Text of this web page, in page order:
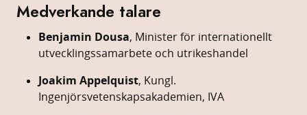
Medverkande talare
Benjamin Dousa, Ministerför internationellt
utvecklingssamarbete och utrikeshandel
Joakim Appelquist, Kungl.
Ingenjörsvetenskapsakademien, IVA